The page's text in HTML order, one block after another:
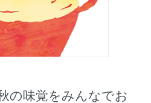
の味覚をみんなでお